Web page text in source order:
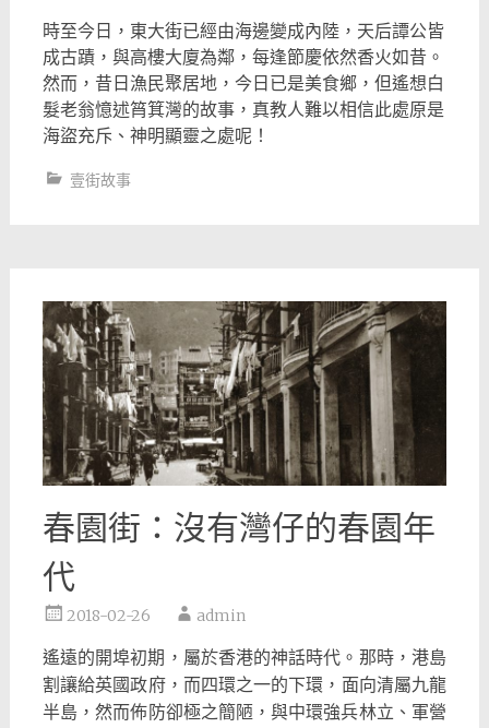
時至今日，東大街已經由海邊變成內陸，天后譚公皆
成古蹟， 與高樓大廈為鄰，每逢節慶依然香火如昔。
然而，昔日漁民聚居地， 今日已是美食鄉，但遙想白
髮老翁憶述筲箕灣的故事， 真教人難以相信此處原是
海盜充斥、神明顯靈之處呢！
壹街故事
春園街：沒有灣仔的春園年
代
2018-02-26 admin
遙遠的開埠初期，屬於香港的神話時代。那時， 港島
割讓給英國政府，而四環之一的下環，面向清屬九龍
半島，然而佈防卻極之簡陋，與中環強兵林立、軍營